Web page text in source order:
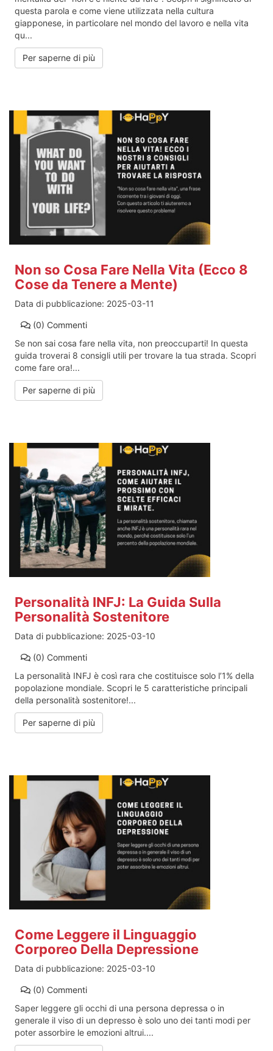
questa parola e come viene utilizzata nella cultura
giapponese, in particolare nel mondo del lavoro e nella vita
qu...
Per saperne di più
Non so Cosa Fare Nella Vita (Ecco 8
Cose da Tenere a Mente)
Data di pubblicazione: 2025-03-11
(0) Commenti
Se non sai cosa fare nella vita, non preoccuparti! In questa
guida troverai 8 consigli utili per trovare la tua strada. Scopri
come fare ora!...
Per saperne di più
Personalità INFJ: La Guida Sulla
Personalità Sostenitore
Data di pubblicazione: 2025-03-10
(0) Commenti
La personalità INFJ è così rara che costituisce solo l’1% della
popolazione mondiale. Scopri le 5 caratteristiche principali
della personalità sostenitore!...
Per saperne di più
Come Leggere il Linguaggio
Corporeo Della Depressione
Data di pubblicazione: 2025-03-10
(0) Commenti
Saper leggere gli occhi di una persona depressa o in
generale il viso di un depresso è solo uno dei tanti modi per
poter assorbire le emozioni altrui....